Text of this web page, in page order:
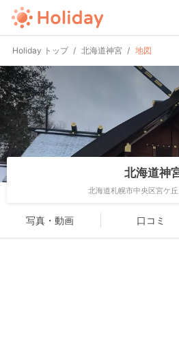
Holiday トップ 北海道神宮 地図
北海道神
北海道札幌市中央区宮ケ
写真・動画 口コミ